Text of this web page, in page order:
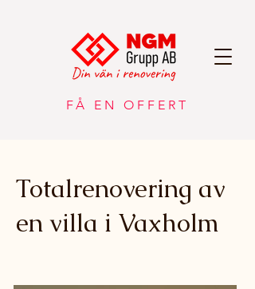
FÅ EN OFFERT
Totalrenovering av
en villa i Vaxholm